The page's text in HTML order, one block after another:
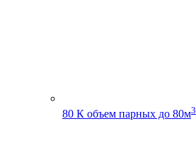
80 К объем парных до 80м3